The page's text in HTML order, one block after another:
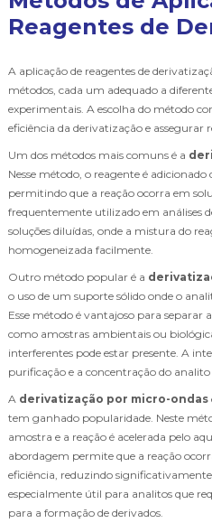
Reagentes de
A aplicação de reagentes de
métodos, cada um adequado a
experimentais. A escolha do método
eficiência da derivatização e assegurar
Um dos métodos mais comuns é a
Nesse método, o reagente é
permitindo que a reação ocorra em
frequentemente utilizado em análises
soluções diluídas, onde a mistura do
homogeneizada facilmente.
Outro método popular é a
o uso de um suporte sólido onde o
Esse método é vantajoso para separar
como amostras ambientais ou
interferentes pode estar presente. A
purificação e a concentração do analito
A derivatização por micro-ondas
tem ganhado popularidade. Neste
amostra e a reação é acelerada pelo
abordagem permite que a reação
eficiência, reduzindo
especialmente útil para analitos que
para a formação de derivados.